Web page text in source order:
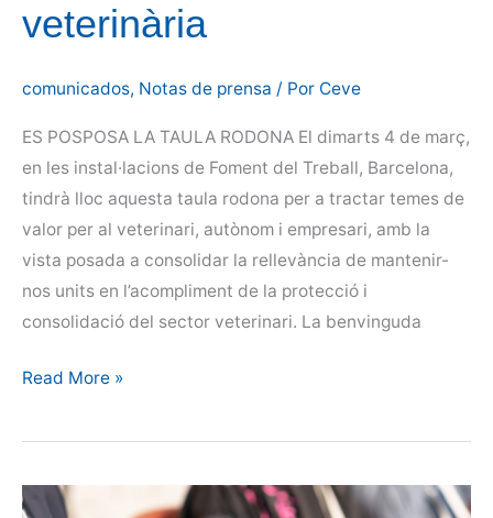
veterinària
comunicados, Notas de prensa / Por Ceve
ES POSPOSA LA TAULA RODONA El dimarts 4 de març,
en les instal·lacions de Foment del Treball, Barcelona,
tindrà lloc aquesta taula rodona per a tractar temes de
valor per al veterinari, autònom i empresari, amb la
vista posada a consolidar la rellevància de mantenir-
nos units en l’acompliment de la protecció i
consolidació del sector veterinari. La benvinguda
Taula
sobre
i
Read More »